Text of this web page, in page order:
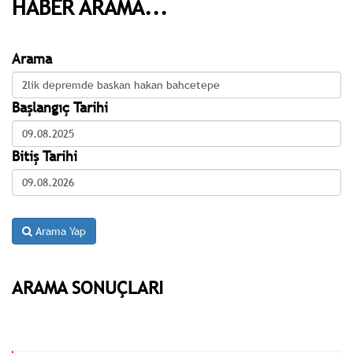
HABER ARAMA...
Arama
Başlangıç Tarihi
Bitiş Tarihi
Arama Yap
ARAMA SONUÇLARI